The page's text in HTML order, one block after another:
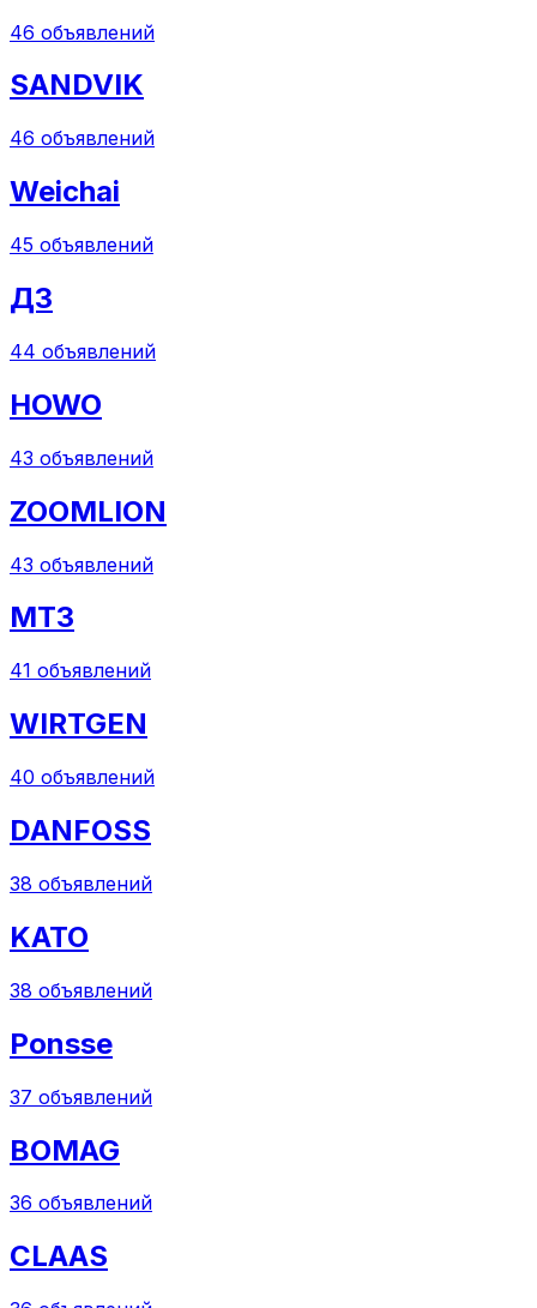
46 объявлений
SANDVIK
46 объявлений
Weichai
45 объявлений
ДЗ
44 объявлений
HOWO
43 объявлений
ZOOMLION
43 объявлений
МТЗ
41 объявлений
WIRTGEN
40 объявлений
DANFOSS
38 объявлений
KATO
38 объявлений
Ponsse
37 объявлений
BOMAG
36 объявлений
CLAAS